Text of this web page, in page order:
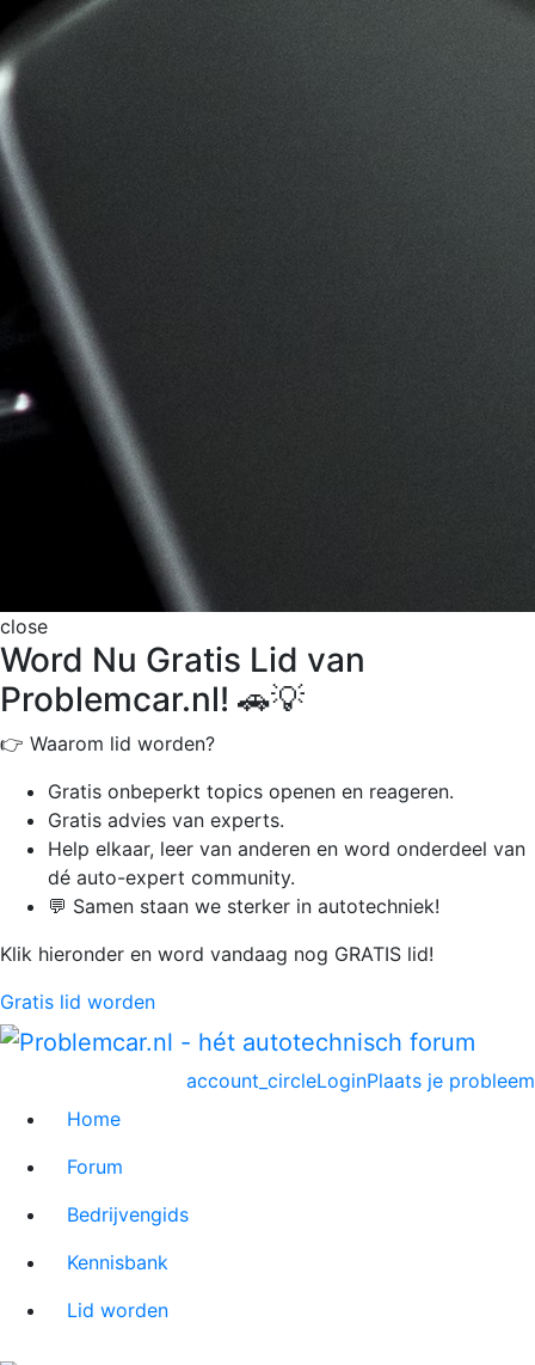
close
Word Nu Gratis Lid van
Problemcar.nl! 🚗💡
👉 Waarom lid worden?
Gratis onbeperkt topics openen en reageren.
Gratis advies van experts.
Help elkaar, leer van anderen en word onderdeel van
dé auto-expert community.
💬 Samen staan we sterker in autotechniek!
Klik hieronder en word vandaag nog GRATIS lid!
Gratis lid worden
Plaats je probleem
account_circleLogin
Home
Forum
Bedrijvengids
Kennisbank
Lid worden